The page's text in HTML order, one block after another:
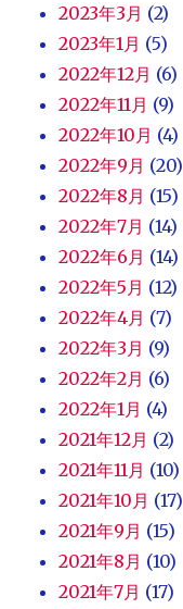
2023年3月 (2)
2023年1月 (5)
2022年12月 (6)
2022年11月 (9)
2022年10月 (4)
2022年9月 (20)
2022年8月 (15)
2022年7月 (14)
2022年6月 (14)
2022年5月 (12)
2022年4月 (7)
2022年3月 (9)
2022年2月 (6)
2022年1月 (4)
2021年12月 (2)
2021年11月 (10)
2021年10月 (17)
2021年9月 (15)
2021年8月 (10)
2021年7月 (17)